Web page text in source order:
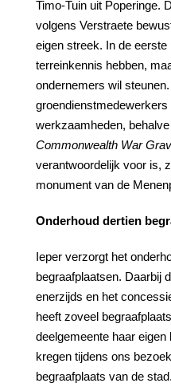
Timo-Tuin uit Poperinge.
volgens Verstraete
eigen streek. In de eerste
terreinkennis hebben,
ondernemers wil
werkzaamheden,
Commonwealth War
verantwoordelijk voor is,
monument van de
Onderhoud dertien
Ieper verzorgt het
begraafplaatsen. Daarbij
enerzijds en het
heeft zoveel
deelgemeente haar
kregen tijdens ons
begraafplaats van de